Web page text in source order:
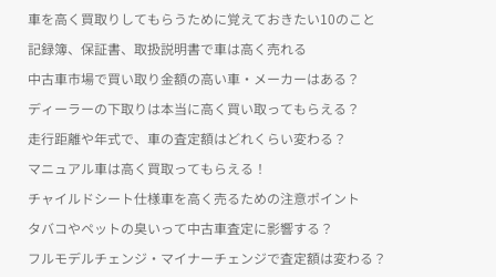
車を高く買取りしてもらうために覚えておきたい10のこと
記録簿、保証書、取扱説明書で車は高く売れる
中古車市場で買い取り金額の高い車・メーカーはある？
ディーラーの下取りは本当に高く買い取ってもらえる？
走行距離や年式で、車の査定額はどれくらい変わる？
マニュアル車は高く買取ってもらえる！
チャイルドシート仕様車を高く売るための注意ポイント
タバコやペットの臭いって中古車査定に影響する？
フルモデルチェンジ・マイナーチェンジで査定額は変わる？